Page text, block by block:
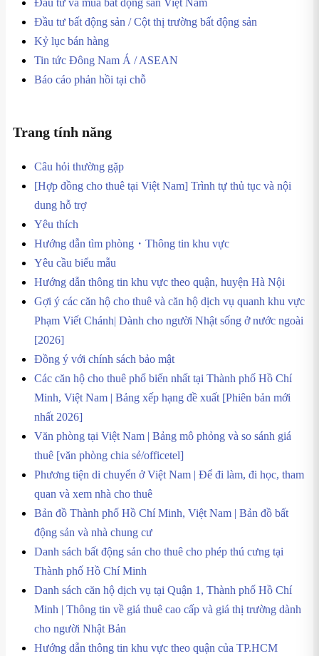
Đầu tư và mua bất động sản Việt Nam
Đầu tư bất động sản / Cột thị trường bất động sản
Kỷ lục bán hàng
Tin tức Đông Nam Á / ASEAN
Báo cáo phản hồi tại chỗ
Trang tính năng
Câu hỏi thường gặp
[Hợp đồng cho thuê tại Việt Nam] Trình tự thủ tục và nội
dung hỗ trợ
Yêu thích
Hướng dẫn tìm phòng・Thông tin khu vực
Yêu cầu biểu mẫu
Hướng dẫn thông tin khu vực theo quận, huyện Hà Nội
Gợi ý các căn hộ cho thuê và căn hộ dịch vụ quanh khu vực
Phạm Viết Chánh| Dành cho người Nhật sống ở nước ngoài
[2026]
Đồng ý với chính sách bảo mật
Các căn hộ cho thuê phổ biến nhất tại Thành phố Hồ Chí
Minh, Việt Nam | Bảng xếp hạng đề xuất [Phiên bản mới
nhất 2026]
Văn phòng tại Việt Nam | Bảng mô phỏng và so sánh giá
thuê [văn phòng chia sẻ/officetel]
Phương tiện di chuyển ở Việt Nam | Để đi làm, đi học, tham
quan và xem nhà cho thuê
Bản đồ Thành phố Hồ Chí Minh, Việt Nam | Bản đồ bất
động sản và nhà chung cư
Danh sách bất động sản cho thuê cho phép thú cưng tại
Thành phố Hồ Chí Minh
Danh sách căn hộ dịch vụ tại Quận 1, Thành phố Hồ Chí
Minh | Thông tin về giá thuê cao cấp và giá thị trường dành
cho người Nhật Bản
Hướng dẫn thông tin khu vực theo quận của TP.HCM